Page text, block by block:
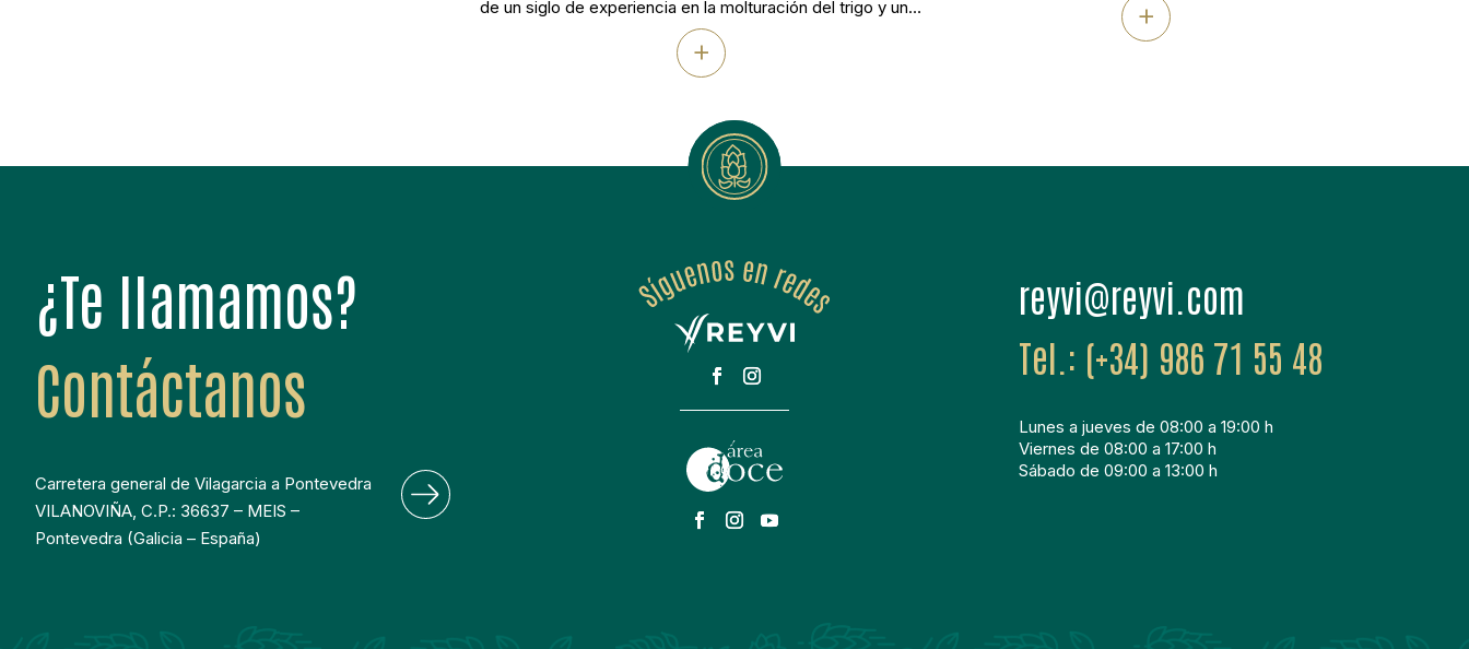
de un siglo de experiencia en la molturación del trigo y un
compromiso firme con la calidad, la trazabilidad y la
sostenibilidad. Su molino, situado en Banyoles (Girona),
+
cremosa y una calidad constante. Perfectas para los
+
¿Te llamamos?
Contáctanos
Carretera general de Vilagarcia a Pontevedra
VILANOVIÑA, C.P.: 36637 – MEIS –
Pontevedra (Galicia – España)
moc.ivyer@ivyer
(+34) 986 71 55 48
Lunes a jueves de 08:00 a 19:00 h
Viernes de 08:00 a 17:00 h
Sábado de 09:00 a 13:00 h